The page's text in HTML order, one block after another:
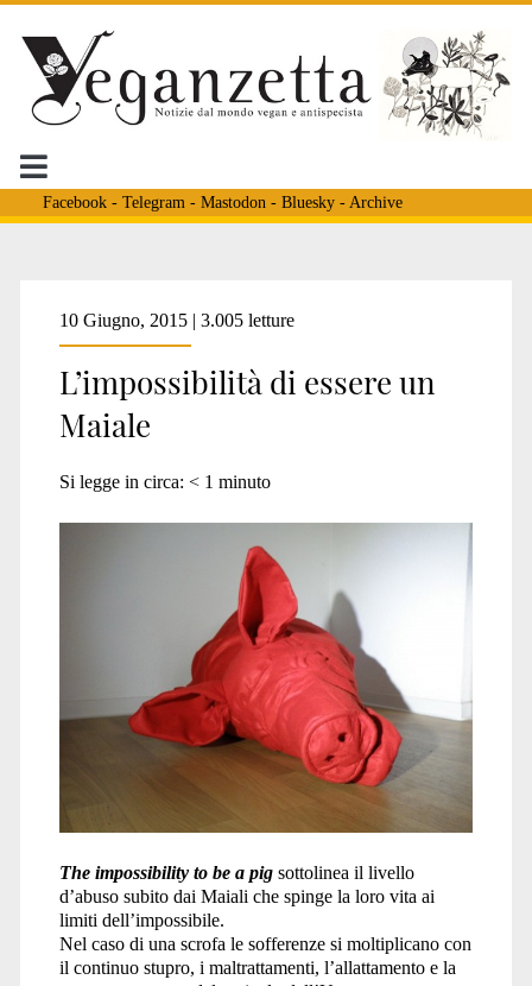
Facebook- Telegram - Mastodon - Bluesky- Archive
Tag:
<span>INSTALLAZIONI
ANIMALISTE</span>
10 Giugno, 2015 | 3.005 letture
L’impossibilità di essere un
Maiale
Si legge in circa: < 1 minuto
The impossibility to be a pigsottolinea il livello
d’abuso subito dai Maiali che spinge la loro vita ai
limiti dell’impossibile.
Nel caso di una scrofa le sofferenze si moltiplicano con
il continuo stupro, i maltrattamenti, l’allattamento e la